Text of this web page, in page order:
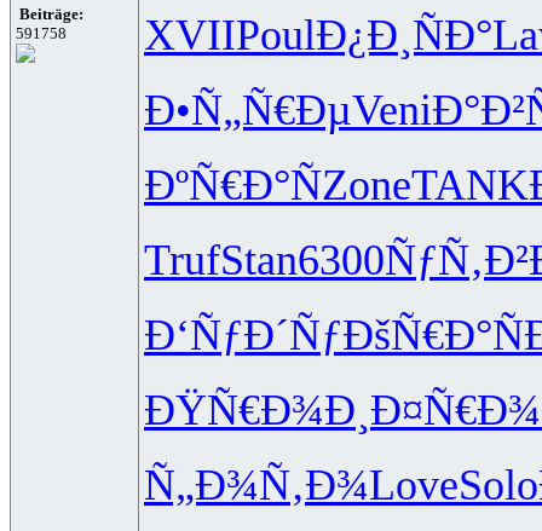
Beiträge:
591758
XVIIPoulÐ¿Ð¸ÑÐ°
Ð•Ñ„Ñ€ÐµVeni
ÐºÑ€Ð°ÑZoneTANK
TrufStan6300
Ð‘ÑƒÐ´ÑƒÐšÑ€Ð°Ñ
ÐŸÑ€Ð¾Ð¸
Ñ„Ð¾Ñ‚Ð¾LoveSolo